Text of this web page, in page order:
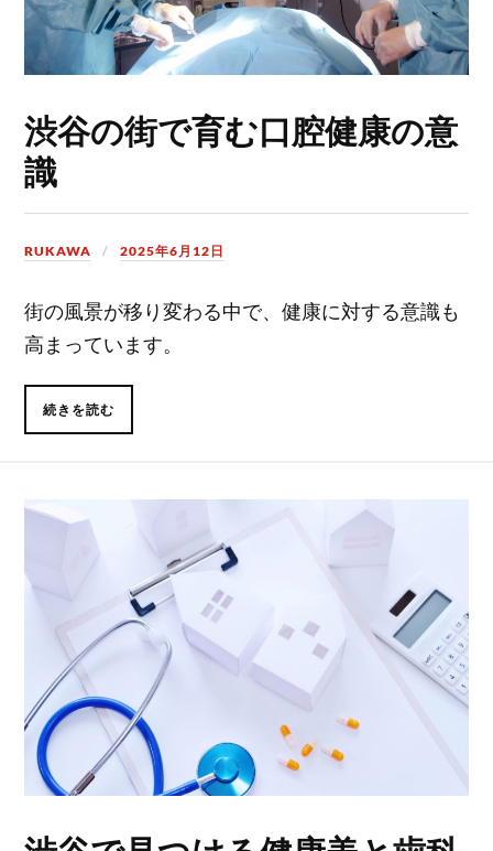
渋谷の街で育む口腔健康の意
識
RUKAWA 2025年6月12日
街の風景が移り変わる中で、健康に対する意識も
高まっています。
続きを読む